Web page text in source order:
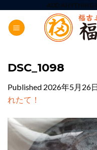
content
ADD ANYTHING
DSC_1098
Published 2026年5月26
れたて！